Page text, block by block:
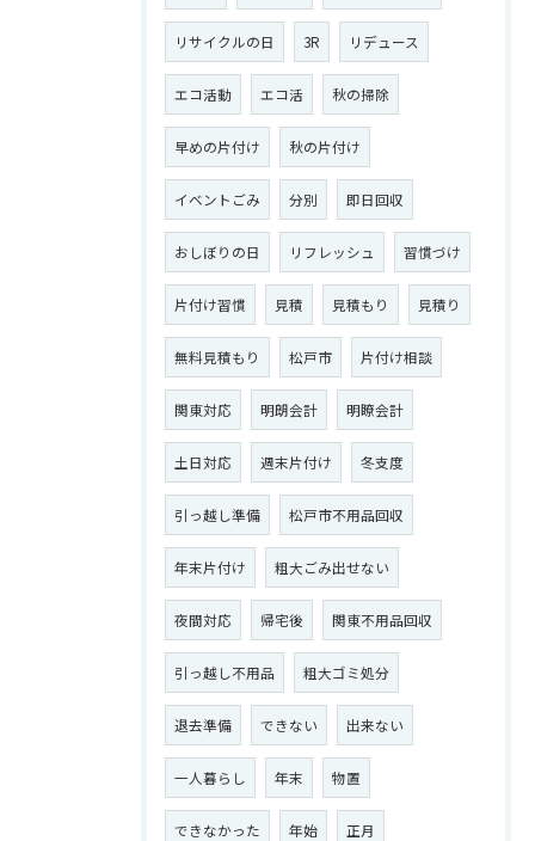
リサイクルの日 3R リデュース
エコ活動 エコ活 秋の掃除
早めの片付け 秋の片付け
イベントごみ 分別 即日回収
おしぼりの日 リフレッシュ 習慣づけ
片付け習慣 見積 見積もり 見積り
無料見積もり 松戸市 片付け相談
関東対応 明朗会計 明瞭会計
土日対応 週末片付け 冬支度
引っ越し準備 松戸市不用品回収
年末片付け 粗大ごみ出せない
夜間対応 帰宅後 関東不用品回収
引っ越し不用品 粗大ゴミ処分
退去準備 できない 出来ない
一人暮らし 年末 物置
できなかった 年始 正月